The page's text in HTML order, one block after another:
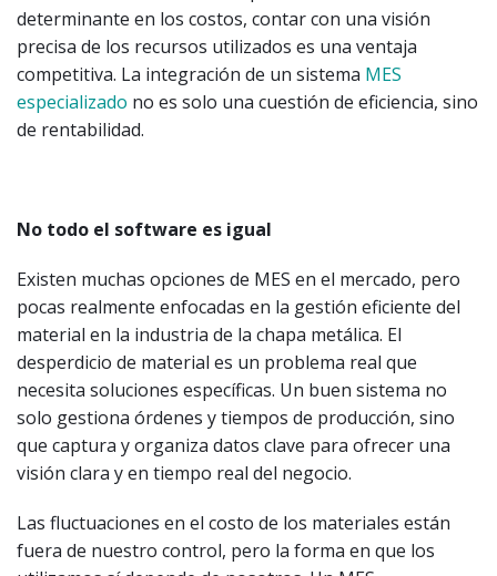
determinante en los costos, contar con una visión
precisa de los recursos utilizados es una ventaja
competitiva. La integración de un sistema MES
especializado no es solo una cuestión de eficiencia, sino
de rentabilidad.
No todo el software es igual
Existen muchas opciones de MES en el mercado, pero
pocas realmente enfocadas en la gestión eficiente del
material en la industria de la chapa metálica. El
desperdicio de material es un problema real que
necesita soluciones específicas. Un buen sistema no
solo gestiona órdenes y tiempos de producción, sino
que captura y organiza datos clave para ofrecer una
visión clara y en tiempo real del negocio.
Las fluctuaciones en el costo de los materiales están
fuera de nuestro control, pero la forma en que los